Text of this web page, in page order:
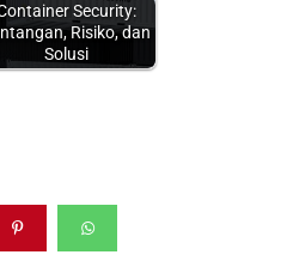
Security:
Risiko, dan
Solusi